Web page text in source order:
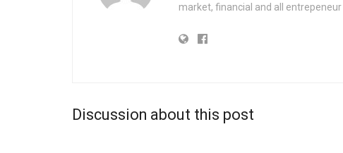
market, financial and all
Discussion about this post